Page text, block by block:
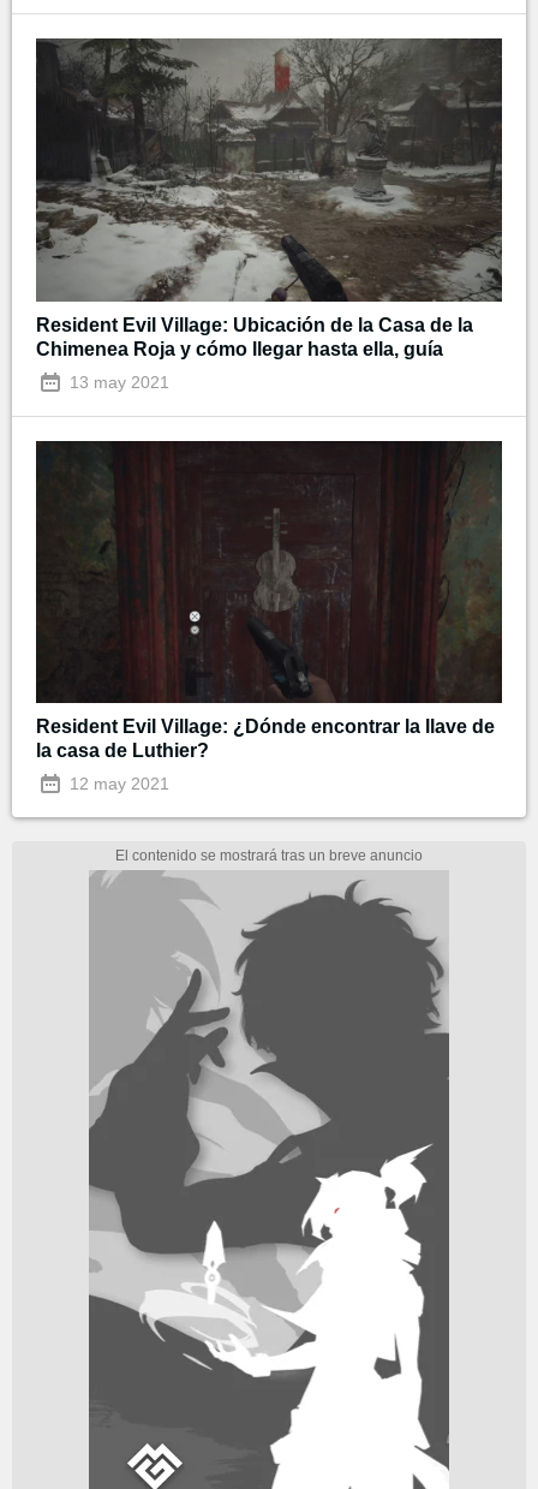
Resident Evil Village: Ubicación de la Casa de la
Chimenea Roja y cómo llegar hasta ella, guía
13 may 2021
Resident Evil Village: ¿Dónde encontrar la llave de
la casa de Luthier?
12 may 2021